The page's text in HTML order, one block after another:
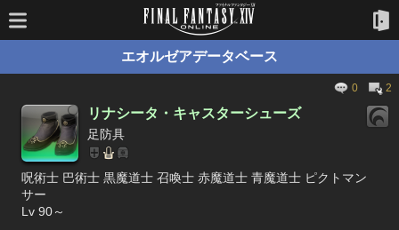
エオルゼアデータベース
0 2
リナシータ・キャスターシューズ
足防具
呪術士 巴術士 黒魔道士 召喚士 赤魔道士 青魔道士 ピクトマン
サー
Lv 90～